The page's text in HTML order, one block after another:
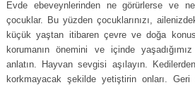
Evde ebeveynlerinden ne görürlerse ve
çocuklar. Bu yüzden çocuklarınızı,
küçük yaştan itibaren çevre ve doğa
korumanın önemini ve içinde
anlatın. Hayvan sevgisi aşılayın.
korkmayacak şekilde yetiştirin onları. Geri